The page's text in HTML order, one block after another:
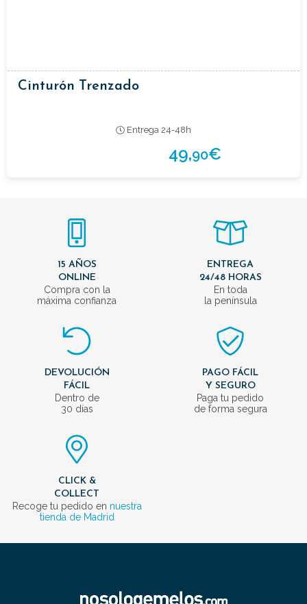
Cinturón Trenzado
Entrega 24-48h
49,90€
15 AÑOS
ONLINE
Compra con la
máxima confianza
ENTREGA
24/48 HORAS
En toda
la península
DEVOLUCIÓN
FÁCIL
Dentro de
30 días
PAGO FÁCIL
Y SEGURO
Paga tu pedido
de forma segura
CLICK &
COLLECT
Recoge tu pedido en nuestra
tienda de Madrid